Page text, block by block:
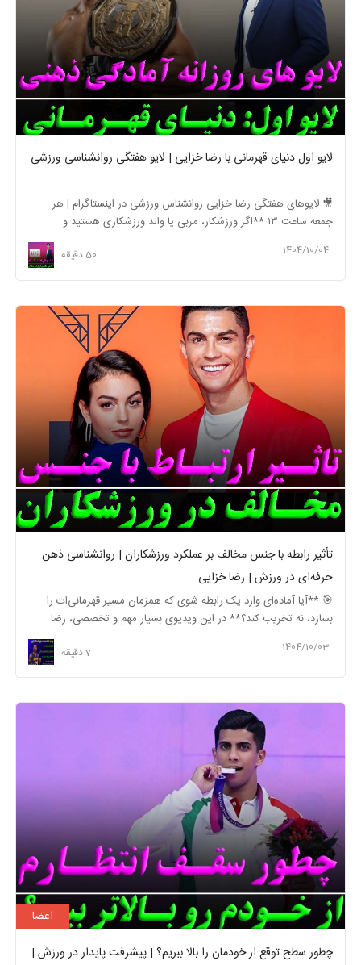
لایو اول دنیای قهرمانی با رضا خزایی | لایو هفتگی روانشناسی ورزشی
🎥 لایوهای هفتگی رضا خزایی روانشناس ورزشی در اینستاگرام | هر
جمعه ساعت ۱۳ **اگر ورزشکار، مربی یا والد ورزشکاری هستید و
1404/10/04 50 دقیقه
تأثیر رابطه با جنس مخالف بر عملکرد ورزشکاران | روانشناسی ذهن
حرفه‌ای در ورزش | رضا خزایی
🎯 **آیا آماده‌ای وارد یک رابطه شوی که همزمان مسیر قهرمانی‌ات را
بسازد، نه تخریب کند؟** در این ویدیوی بسیار مهم و تخصصی، رضا
1404/10/03 7 دقیقه
اعضا
چطور سطح توقع از خودمان را بالا ببریم؟ | پیشرفت پایدار در ورزش |